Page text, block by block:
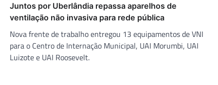
Juntos por Uberlândia repassa aparelhos de
ventilação não invasiva para rede pública
Nova frente de trabalho entregou 13 equipamentos de VNI
para o Centro de Internação Municipal, UAI Morumbi, UAI
Luizote e UAI Roosevelt.